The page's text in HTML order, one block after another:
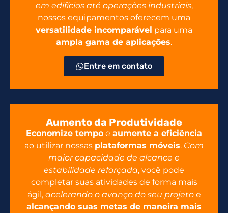
em edifícios até operações industriais,
nossos equipamentos oferecem uma
versatilidade incomparável para uma
ampla gama de aplicações.
Entre em contato
Aumento da Produtividade
Economize tempo e aumente a eficiência
ao utilizar nossas plataformas móveis. Com
maior capacidade de alcance e
estabilidade reforçada, você pode
completar suas atividades de forma mais
ágil, acelerando o avanço do seu projetoe
alcançando suas metas de maneira mais